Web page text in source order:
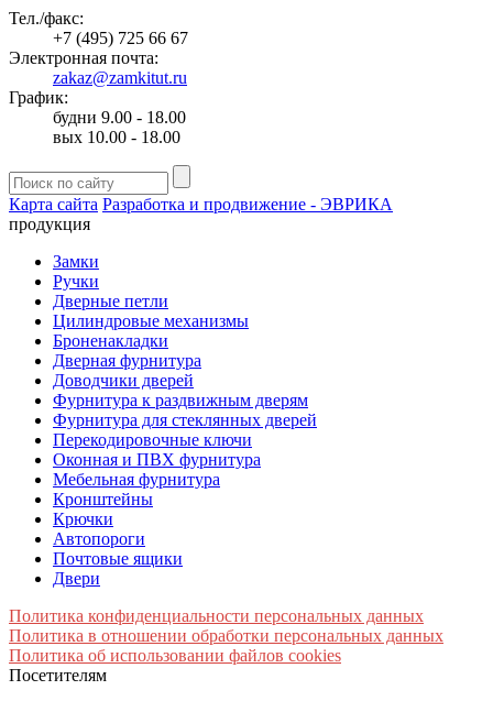
Тел./факс:
+7 (495) 725 66 67
Электронная почта:
zakaz@zamkitut.ru
График:
будни 9.00 - 18.00
вых 10.00 - 18.00
Карта сайта Разработка и продвижение - ЭВРИКА
продукция
Замки
Ручки
Дверные петли
Цилиндровые механизмы
Броненакладки
Дверная фурнитура
Доводчики дверей
Фурнитура к раздвижным дверям
Фурнитура для стеклянных дверей
Перекодировочные ключи
Оконная и ПВХ фурнитура
Мебельная фурнитура
Кронштейны
Крючки
Автопороги
Почтовые ящики
Двери
Политика конфиденциальности персональных данных
Политика в отношении обработки персональных данных
Политика об использовании файлов cookies
Посетителям